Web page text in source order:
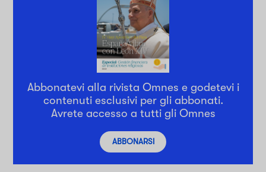
Abbonatevi alla rivista Omnes e godetevi i
contenuti esclusivi per gli abbonati.
Avrete accesso a tutti gli Omnes
ABBONARSI